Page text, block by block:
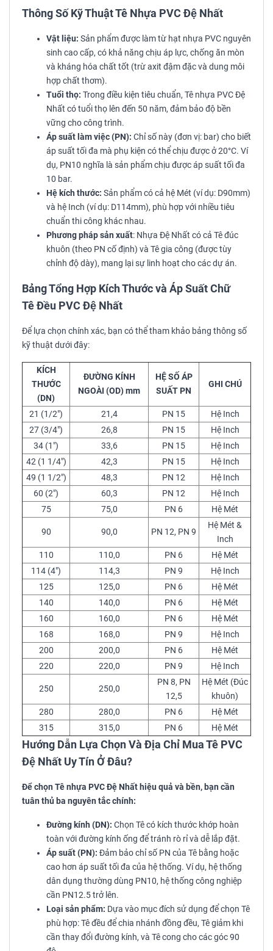
Thông Số Kỹ Thuật Tê Nhựa PVC Đệ Nhất
Vật liệu: Sản phẩm được làm từ hạt nhựa PVC nguyên
sinh cao cấp, có khả năng chịu áp lực, chống ăn mòn
và kháng hóa chất tốt (trừ axit đậm đặc và dung môi
hợp chất thơm).
Tuổi thọ: Trong điều kiện tiêu chuẩn, Tê nhựa PVC Đệ
Nhất có tuổi thọ lên đến 50 năm, đảm bảo độ bền
vững cho công trình.
Áp suất làm việc (PN): Chỉ số này (đơn vị: bar) cho biết
áp suất tối đa mà phụ kiện có thể chịu được ở 20°C. Ví
dụ, PN10 nghĩa là sản phẩm chịu được áp suất tối đa
10 bar.
Hệ kích thước: Sản phẩm có cả hệ Mét (ví dụ: D90mm)
và hệ Inch (ví dụ: D114mm), phù hợp với nhiều tiêu
chuẩn thi công khác nhau.
Phương pháp sản xuất: Nhựa Đệ Nhất có cả Tê đúc
khuôn (theo PN cố định) và Tê gia công (được tùy
chỉnh độ dày), mang lại sự linh hoạt cho các dự án.
Bảng Tổng Hợp Kích Thước và Áp Suất Chữ
Tê Đều PVC Đệ Nhất
Để lựa chọn chính xác, bạn có thể tham khảo bảng thông số
kỹ thuật dưới đây:
KÍCH
THƯỚC
(DN)
ĐƯỜNG KÍNH
NGOÀI (OD) mm
HỆ SỐ ÁP
SUẤT PN
GHI CHÚ
21 (1/2") 21,4 PN 15
Hệ Inch
27 (3/4")
26,8 PN 15
Hệ Inch
34 (1")
33,6 PN 15
Hệ Inch
42 (1 1/4")
42,3 PN 15
Hệ Inch
49 (1 1/2")
48,3 PN 12
Hệ Inch
60 (2")
60,3 PN 12
Hệ Inch
75
75,0 PN 6 Hệ Mét
90 90,0 PN 12, PN 9
Hệ Mét &
Inch
110
110,0 PN 6
Hệ Mét
114 (4")
114,3 PN 9
Hệ Inch
125
125,0 PN 6
Hệ Mét
140
140,0 PN 6
Hệ Mét
160
160,0 PN 6
Hệ Mét
168
168,0 PN 9
Hệ Inch
200
200,0 PN 6
Hệ Mét
220
220,0 PN 9 Hệ Inch
250 250,0
PN 8, PN
12,5
Hệ Mét (Đúc
khuôn)
280
280,0 PN 6
Hệ Mét
315
315,0 PN 6 Hệ Mét
Hướng Dẫn Lựa Chọn Và Địa Chỉ Mua Tê PVC
Đệ Nhất Uy Tín Ở Đâu?
Để chọn Tê nhựa PVC Đệ Nhất hiệu quả và bền, bạn cần
tuân thủ ba nguyên tắc chính:
Đường kính (DN): Chọn Tê có kích thước khớp hoàn
toàn với đường kính ống để tránh rò rỉ và dễ lắp đặt.
Áp suất (PN): Đảm bảo chỉ số PN của Tê bằng hoặc
cao hơn áp suất tối đa của hệ thống. Ví dụ, hệ thống
dân dụng thường dùng PN10, hệ thống công nghiệp
cần PN12.5 trở lên.
Loại sản phẩm: Dựa vào mục đích sử dụng để chọn Tê
phù hợp: Tê đều để chia nhánh đồng đều, Tê giảm khi
cần thay đổi đường kính, và Tê cong cho các góc 90